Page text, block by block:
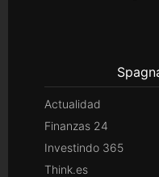
Actualidad
Finanzas 24
Investindo 365
Think.es